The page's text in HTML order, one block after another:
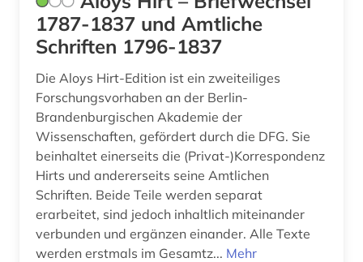
erwerbung (1)
ethnologie (7)
europa (1)
europäische geschichte (1)
europäische kultur (1)
exegese (1)
exponat (1)
felsbild (1)
1787-1837 und Amtliche
Schriften 1796-1837
Die Aloys Hirt-Edition ist ein zweiteiliges
Forschungsvorhaben an der Berlin-
Brandenburgischen Akademie der
Wissenschaften, gefördert durch die DFG. Sie
beinhaltet einerseits die (Privat-)Korrespondenz
Hirts und andererseits seine Amtlichen
Schriften. Beide Teile werden separat
erarbeitet, sind jedoch inhaltlich miteinander
verbunden und ergänzen einander. Alle Texte
werden erstmals im Gesamtz... Mehr